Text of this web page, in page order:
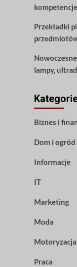
Przekładki
lampy,
Biznes i
Dom i ogród
Informacje
IT
Marketing
Moda
Motoryzacja
Praca